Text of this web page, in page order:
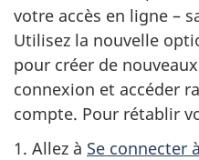
votre accès en ligne –
Utilisez la nouvelle
pour créer de
connexion et accéder
compte. Pour rétablir
1. Allez à Se connecter